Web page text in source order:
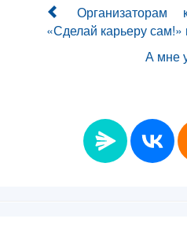
Организаторам
«Сделай карьеру
А мне